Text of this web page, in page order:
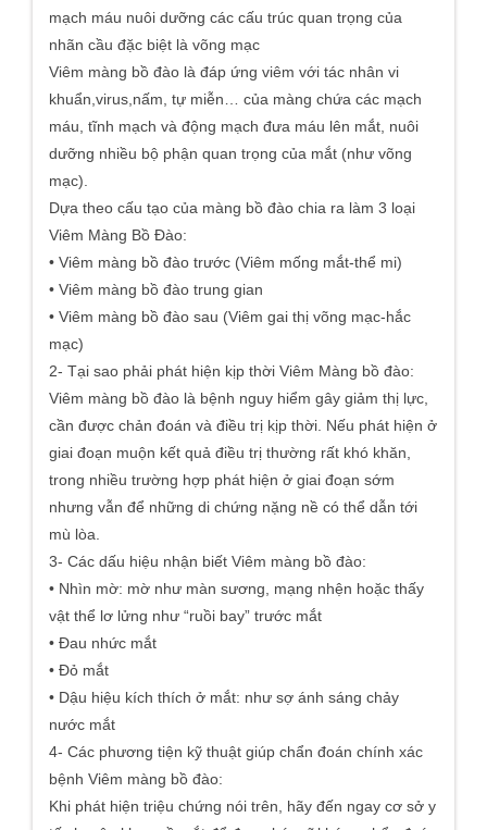
mạch máu nuôi dưỡng các cấu trúc quan trọng của
nhãn cầu đặc biệt là võng mạc
Viêm màng bồ đào là đáp ứng viêm với tác nhân vi
khuẩn,virus,nấm, tự miễn… của màng chứa các mạch
máu, tĩnh mạch và động mạch đưa máu lên mắt, nuôi
dưỡng nhiều bộ phận quan trọng của mắt (như võng
mạc).
Dựa theo cấu tạo của màng bồ đào chia ra làm 3 loại
Viêm Màng Bồ Đào:
• Viêm màng bồ đào trước (Viêm mống mắt-thể mi)
• Viêm màng bồ đào trung gian
• Viêm màng bồ đào sau (Viêm gai thị võng mạc-hắc
mạc)
2- Tại sao phải phát hiện kịp thời Viêm Màng bồ đào:
Viêm màng bồ đào là bệnh nguy hiểm gây giảm thị lực,
cần được chản đoán và điều trị kịp thời. Nếu phát hiện ở
giai đoạn muộn kết quả điều trị thường rất khó khăn,
trong nhiều trường hợp phát hiện ở giai đoạn sớm
nhưng vẫn để những di chứng nặng nề có thể dẫn tới
mù lòa.
3- Các dấu hiệu nhận biết Viêm màng bồ đào:
• Nhìn mờ: mờ như màn sương, mạng nhện hoặc thấy
vật thể lơ lửng như “ruồi bay” trước mắt
• Đau nhức mắt
• Đỏ mắt
• Dậu hiệu kích thích ở mắt: như sợ ánh sáng chảy
nước mắt
4- Các phương tiện kỹ thuật giúp chẩn đoán chính xác
bệnh Viêm màng bồ đào:
Khi phát hiện triệu chứng nói trên, hãy đến ngay cơ sở y